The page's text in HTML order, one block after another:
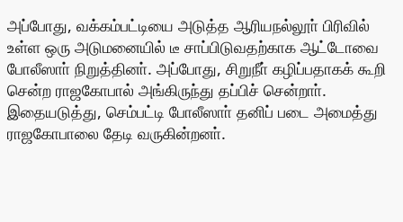
அப்போது, வக்கம்பட்டியை அடுத்த ஆரியநல்லூா் பிரிவில்
உள்ள ஒரு அடுமனையில் டீ சாப்பிடுவதற்காக ஆட்டோவை
போலீஸாா் நிறுத்தினா். அப்போது, சிறுநீா் கழிப்பதாகக் கூறி
சென்ற ராஜகோபால் அங்கிருந்து தப்பிச் சென்றாா்.
இதையடுத்து, செம்பட்டி போலீஸாா் தனிப் படை அமைத்து
ராஜகோபாலை தேடி வருகின்றனா்.